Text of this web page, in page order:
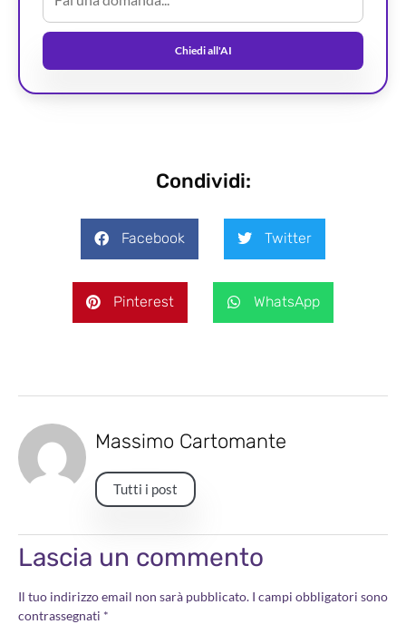
Chiedi all'AI
Condividi:
Facebook Twitter
Pinterest WhatsApp
Massimo Cartomante
Tutti i post
Lascia un commento
Il tuo indirizzo email non sarà pubblicato. I campi obbligatori sono
contrassegnati *